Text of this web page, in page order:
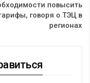
повысить
говоря о ТЭЦ в
регионах